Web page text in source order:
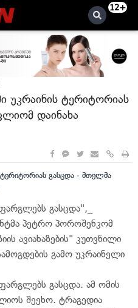
12+
უკრაინის ტერიტორიას
დაინახა
გასცდა",_
პეტრო პოროშენკომ
ავიახაზების" კუთვნილი
გამო უკრაინელი
გასცდა. ამ ომის
შეეხო. ტრაგედია